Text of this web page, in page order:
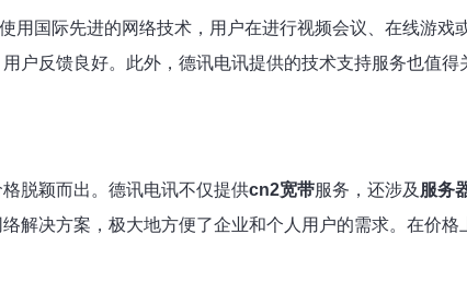
用国际先进的网络技术，用户在进行视频会议、在线游
户反馈良好。此外，德讯电讯提供的技术支持服务也值
脱颖而出。德讯电讯不仅提供cn2宽带服务，还涉及 服务
解决方案，极大地方便了企业和个人用户的需求。在价